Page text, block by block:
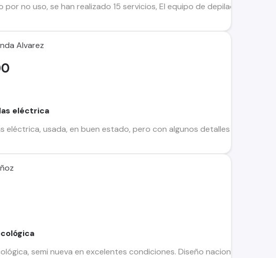
por no uso, se han realizado 15 servicios, El equipo de depilación
Alvarez
eléctrica
eléctrica, usada, en buen estado, pero con algunos detalles que son
semi nueva en excelentes condiciones. Diseño nacional. Incluye